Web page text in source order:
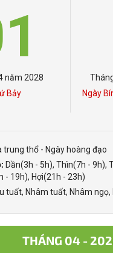
năm 2028
Bảy
Ngày
trung thổ - Ngày hoàng đạo
Dần(3h - 5h), Thìn(7h - 9h),
- 19h), Hợi(21h - 23h)
tuất, Nhâm tuất, Nhâm ngọ,
THÁNG 04 -